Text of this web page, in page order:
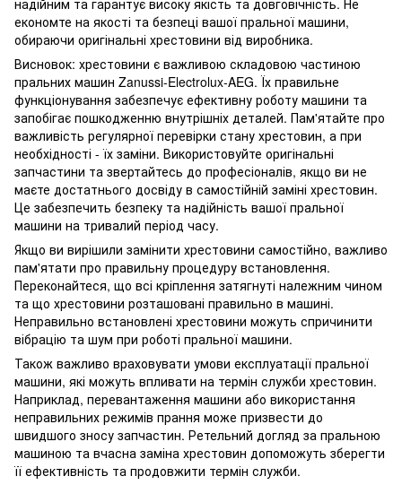
надійним та гарантує високу якість та довговічність. Не
економте на якості та безпеці вашої пральної машини,
обираючи оригінальні хрестовини від виробника.
Висновок: хрестовини є важливою складовою частиною
пральних машин Zanussi-Electrolux-AEG. Їх правильне
функціонування забезпечує ефективну роботу машини та
запобігає пошкодженню внутрішніх деталей. Пам'ятайте про
важливість регулярної перевірки стану хрестовин, а при
необхідності - їх заміни. Використовуйте оригінальні
запчастини та звертайтесь до професіоналів, якщо ви не
маєте достатнього досвіду в самостійній заміні хрестовин.
Це забезпечить безпеку та надійність вашої пральної
машини на тривалий період часу.
Якщо ви вирішили замінити хрестовини самостійно, важливо
пам'ятати про правильну процедуру встановлення.
Переконайтеся, що всі кріплення затягнуті належним чином
та що хрестовини розташовані правильно в машині.
Неправильно встановлені хрестовини можуть спричинити
вібрацію та шум при роботі пральної машини.
Також важливо враховувати умови експлуатації пральної
машини, які можуть впливати на термін служби хрестовин.
Наприклад, перевантаження машини або використання
неправильних режимів прання може призвести до
швидшого зносу запчастин. Ретельний догляд за пральною
машиною та вчасна заміна хрестовин допоможуть зберегти
її ефективність та продовжити термін служби.